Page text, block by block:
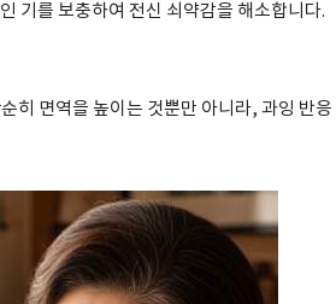
기를 보충하여 전신 쇠약감을 해소합니다.
히 면역을 높이는 것뿐만 아니라, 과잉 반응